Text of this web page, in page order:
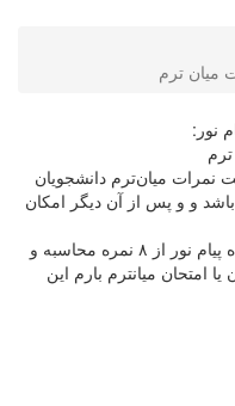
نور:
میان‌ترم دانشجویان
نور تا ۳ خردادماه ۱۴۰۳ می باشد و و پس از آن دیگر امکان
لازم به ذکر است که نمره میانترم دانشگاه پیام نور از ۸ نمره محاسبه و
امتحان میانترم بارم این